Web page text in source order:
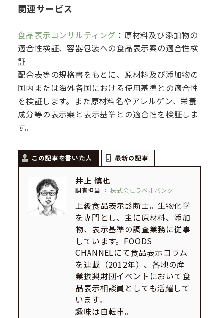
関連サービス
食品表示コンサルティング ：原材料及び添加物の
適合性検証、容器包装への食品表示案の適合性検
証
配合表等の規格書をもとに、原材料及び添加物の
国内または海外各国における使用基準との適合性
を検証します。また原材料名やアレルゲン、栄養
成分等の表示案と表示基準との適合性を検証しま
す。
この記事を書いた人 最新の記事
井上 慎也
調査担当 ：株式会社ラベルバンク
上級食品表示診断士。生物化学
を専門とし、主に原材料、添加
物、表示基準の調査業務に従事
しています。FOODS
CHANNELにて食品表示コラム
を連載（2012年）、各地の産
業振興財団イベントにおいて食
品表示相談員としても活躍して
います。
趣味は自転車。